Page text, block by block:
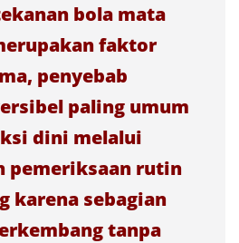
bola mata
faktor
penyebab
paling umum
dini melalui
pemeriksaan rutin
karena sebagian
tanpa